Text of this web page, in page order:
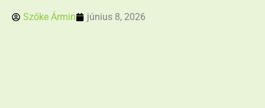
Szőke Ármin június 8, 2026